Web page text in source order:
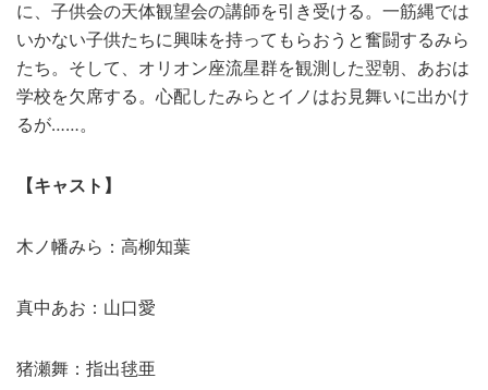
に、子供会の天体観望会の講師を引き受ける。一筋縄では
いかない子供たちに興味を持ってもらおうと奮闘するみら
たち。そして、オリオン座流星群を観測した翌朝、あおは
学校を欠席する。心配したみらとイノはお見舞いに出かけ
るが……。
【キャスト】
木ノ幡みら：高柳知葉
真中あお：山口愛
猪瀬舞：指出毬亜